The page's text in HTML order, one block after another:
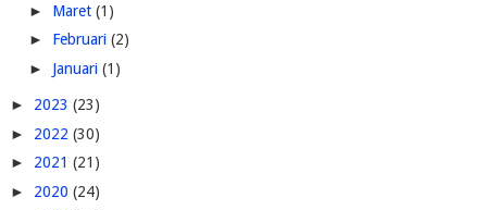
► Maret (1)
► Februari (2)
► Januari (1)
► 2023 (23)
► 2022 (30)
► 2021 (21)
► 2020 (24)